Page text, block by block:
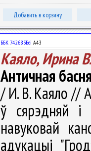
Добавить в корзину
ББК 74.268.3Беі А43
Каяло, Ирина
Античная
/ И. В. Каяло //
ў сярэдняй і
навуковай
адукацыі